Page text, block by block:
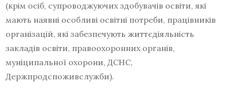
(крім осіб, супроводжуючих здобувачів освіти, які
мають наявні особливі освітні потреби, працівників
організацій, які забезпечують життєдіяльність
закладів освіти, правоохоронних органів,
муніципальної охорони, ДСНС,
Держпродспоживслужби).